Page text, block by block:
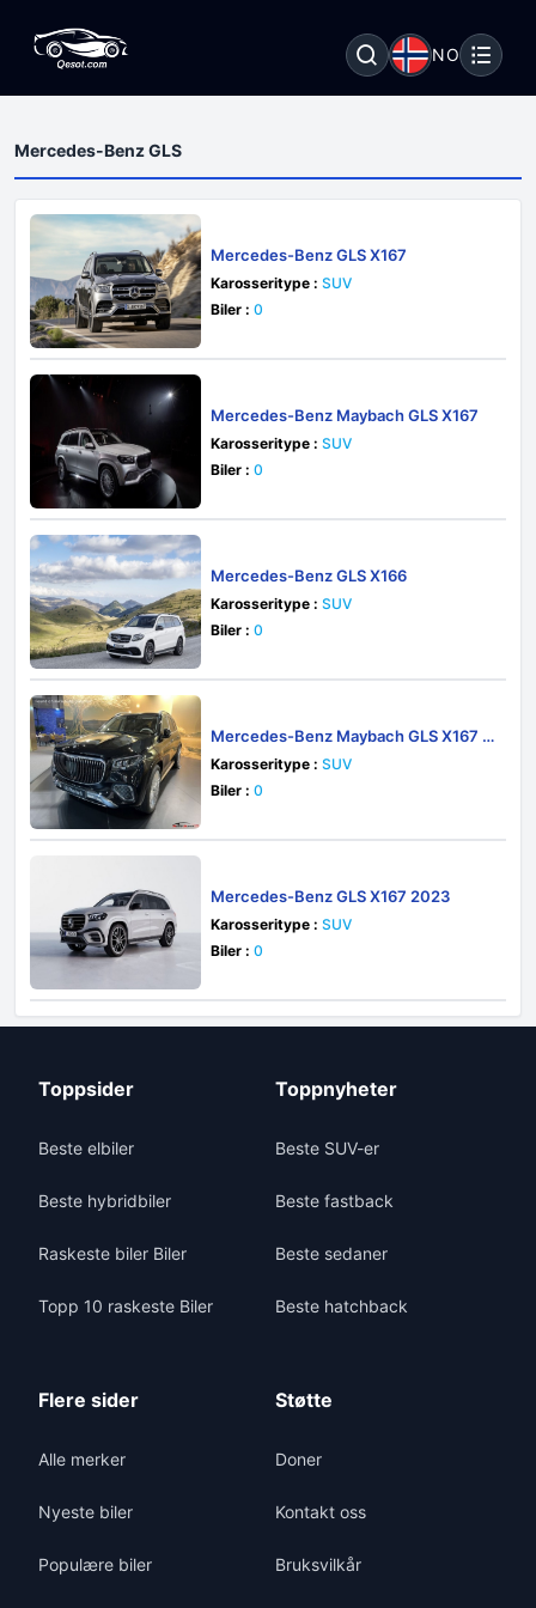
NO
Mercedes-Benz GLS
Mercedes-Benz GLS X167
Karosseritype : SUV
Biler : 0
Mercedes-Benz Maybach GLS X167
Karosseritype : SUV
Biler : 0
Mercedes-Benz GLS X166
Karosseritype : SUV
Biler : 0
Mercedes-Benz Maybach GLS X167 2
023
Karosseritype : SUV
Biler : 0
Mercedes-Benz GLS X167 2023
Karosseritype : SUV
Biler : 0
Toppsider
Beste elbiler
Beste hybridbiler
Raskeste biler Biler
Topp 10 raskeste Biler
Toppnyheter
Beste SUV-er
Beste fastback
Beste sedaner
Beste hatchback
Flere sider
Alle merker
Nyeste biler
Populære biler
Støtte
Doner
Kontakt oss
Bruksvilkår